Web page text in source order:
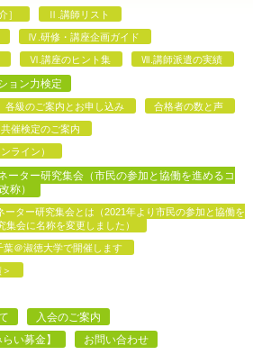
］ Ⅱ.講師リスト
Ⅳ.研修・講座企画ガイド
Ⅵ.講座のヒント集 Ⅶ.講師派遣の実績
ョン力検定
各級のご案内とお申し込み 合格者の数と声
共催検定のご案内
ライン）
ーター研究集会（市民の参加と協働を進めるコ
称）
ーター研究集会とは（2021年より市民の参加と協働を
会に名称を変更しました）
＠淑徳大学で開催します
入会のご案内
い募金】
お問い合わせ